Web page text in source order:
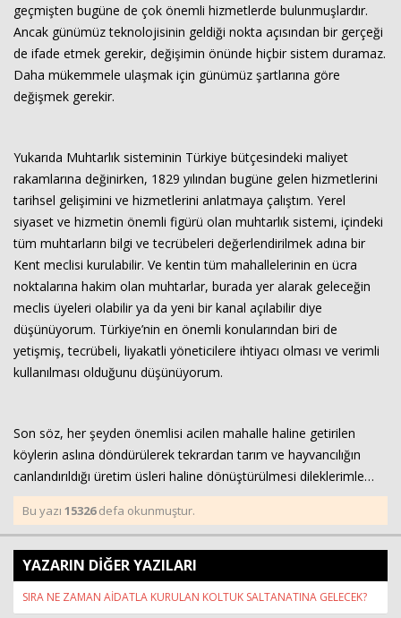
geçmişten bugüne de çok önemli hizmetlerde bulunmuşlardır.
Ancak günümüz teknolojisinin geldiği nokta açısından bir gerçeği
de ifade etmek gerekir, değişimin önünde hiçbir sistem duramaz.
Daha mükemmele ulaşmak için günümüz şartlarına göre
değişmek gerekir.
Yukarıda Muhtarlık sisteminin Türkiye bütçesindeki maliyet
rakamlarına değinirken, 1829 yılından bugüne gelen hizmetlerini
tarihsel gelişimini ve hizmetlerini anlatmaya çalıştım. Yerel
siyaset ve hizmetin önemli figürü olan muhtarlık sistemi, içindeki
tüm muhtarların bilgi ve tecrübeleri değerlendirilmek adına bir
Kent meclisi kurulabilir. Ve kentin tüm mahallelerinin en ücra
noktalarına hakim olan muhtarlar, burada yer alarak geleceğin
meclis üyeleri olabilir ya da yeni bir kanal açılabilir diye
düşünüyorum. Türkiye’nin en önemli konularından biri de
yetişmiş, tecrübeli, liyakatli yöneticilere ihtiyacı olması ve verimli
kullanılması olduğunu düşünüyorum.
Son söz, her şeyden önemlisi acilen mahalle haline getirilen
köylerin aslına döndürülerek tekrardan tarım ve hayvancılığın
canlandırıldığı üretim üsleri haline dönüştürülmesi dileklerimle…
Bu yazı 15326defa okunmuştur.
YAZARIN DİĞER YAZILARI
SIRA NE ZAMAN AİDATLA KURULAN KOLTUK SALTANATINA GELECEK?